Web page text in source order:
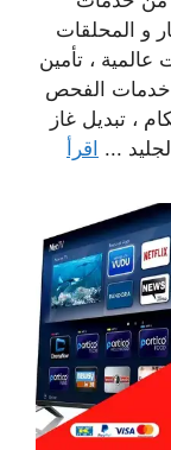
و المحلقات
عالمية ، تأمين
خدمات الفحص
، تبديل غاز
... اقرأ